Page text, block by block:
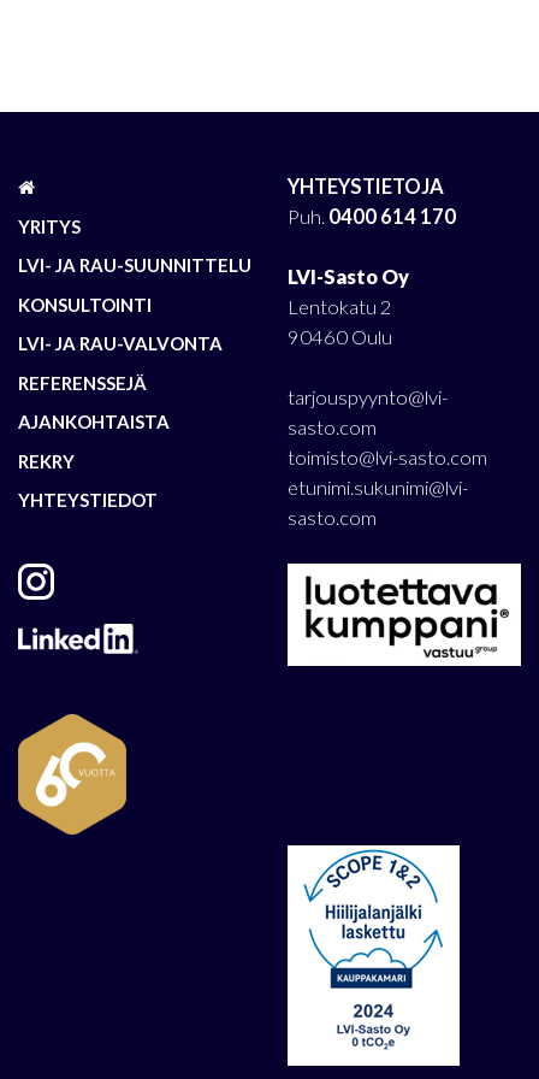
YRITYS
LVI- JA RAU-SUUNNITTELU
KONSULTOINTI
LVI- JA RAU-VALVONTA
REFERENSSEJÄ
AJANKOHTAISTA
REKRY
YHTEYSTIEDOT
YHTEYSTIETOJA
Puh. 0400 614 170
LVI-Sasto Oy
Lentokatu 2
90460 Oulu
tarjouspyynto@lvi-
sasto.com
toimisto@lvi-sasto.com
etunimi.sukunimi@lvi-
sasto.com